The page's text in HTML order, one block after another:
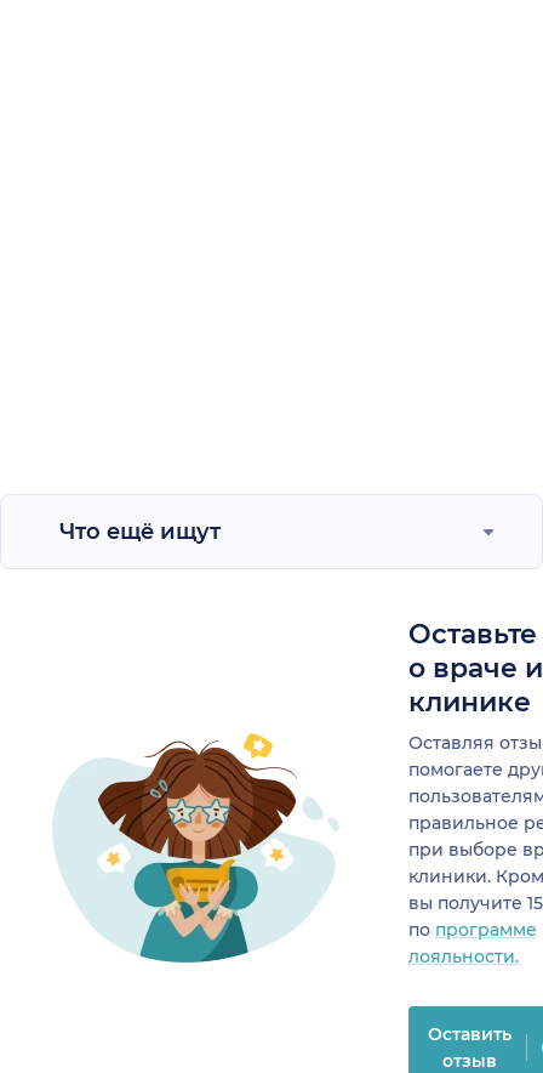
Что ещё ищут
о враче
клинике
Оставляя
помогаете
правильное
при выборе
клиники.
вы получите
по программе
лояльности.
Оставить
отзыв